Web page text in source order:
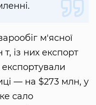
м'ясної
із них експорт
— на $273 млн, у
сало